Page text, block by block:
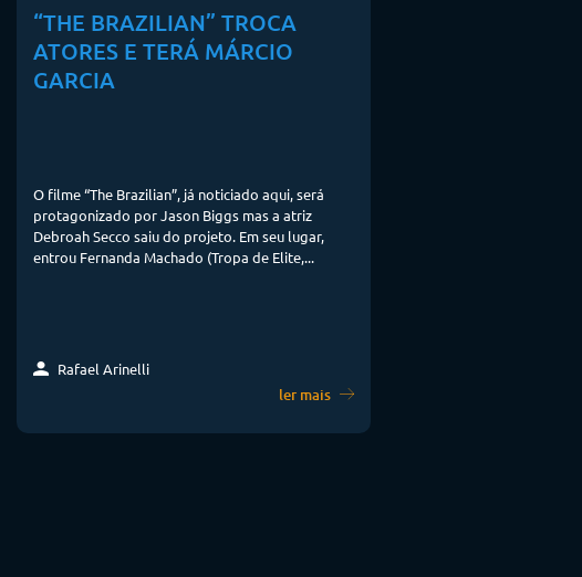
“THE BRAZILIAN” TROCA
ATORES E TERÁ MÁRCIO
GARCIA
O filme “The Brazilian”, já noticiado aqui, será
protagonizado por Jason Biggs mas a atriz
Debroah Secco saiu do projeto. Em seu lugar,
entrou Fernanda Machado (Tropa de Elite,...
Rafael Arinelli
ler mais